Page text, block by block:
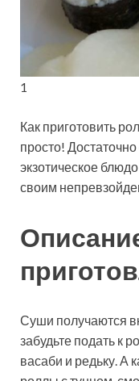
1
Как приготовить
просто!
экзотическое
своим
Суши получаются
забудьте подать к
васаби и редьку. А